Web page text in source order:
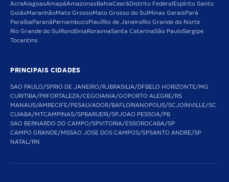
AcreAlagoasAmapáAmazonas BahiaCeará Distrito Federal Espírito Santo
GoiásMaranhãoMato GrossoMato Grosso do Sul Minas Gerais Pará
Paraíba Paraná PernambucoPiauíRio de JaneiroRio Grande do Norte
Rio Grande do Sul Rondônia RoraimaSanta CatarinaSão PauloSergipe
Tocantins
PRINCIPAIS CIDADES
SAO PAULO/SPRIO DE JANEIRO/RJBRASILIA/DFBELO HORIZONTE/MG
CURITIBA/PRFORTALEZA/CEGOIANIA/GOPORTO ALEGRE/RS
MANAUS/AMRECIFE/PESALVADOR/BAFLORIANOPOLIS/SCJOINVILLE/SC
CUIABA/MTCAMPINAS/SPBARUERI/SPJOAO PESSOA/PB
SAO BERNARDO DO CAMPO/SPVITORIA/ESSOROCABA/SP
CAMPO GRANDE/MSSAO JOSE DOS CAMPOS/SPSANTO ANDRE/SP
NATAL/RN